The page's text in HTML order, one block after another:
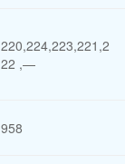
220,224,223,221,2
22 ,—
958